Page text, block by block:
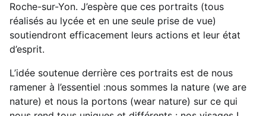
Roche-sur-Yon. J’espère que ces portraits (tous
réalisés au lycée et en une seule prise de vue)
soutiendront efficacement leurs actions et leur état
d’esprit.
L’idée soutenue derrière ces portraits est de nous
ramener à l’essentiel :nous sommes la nature (we are
nature) et nous la portons (wear nature) sur ce qui